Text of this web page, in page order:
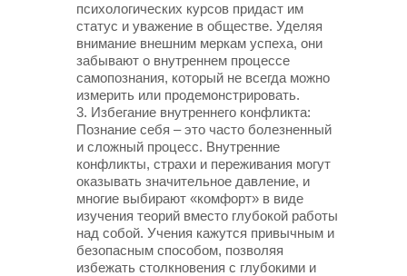
психологических курсов придаст им
статус и уважение в обществе. Уделяя
внимание внешним меркам успеха, они
забывают о внутреннем процессе
самопознания, который не всегда можно
измерить или продемонстрировать.
3. Избегание внутреннего конфликта:
Познание себя – это часто болезненный
и сложный процесс. Внутренние
конфликты, страхи и переживания могут
оказывать значительное давление, и
многие выбирают «комфорт» в виде
изучения теорий вместо глубокой работы
над собой. Учения кажутся привычным и
безопасным способом, позволяя
избежать столкновения с глубокими и